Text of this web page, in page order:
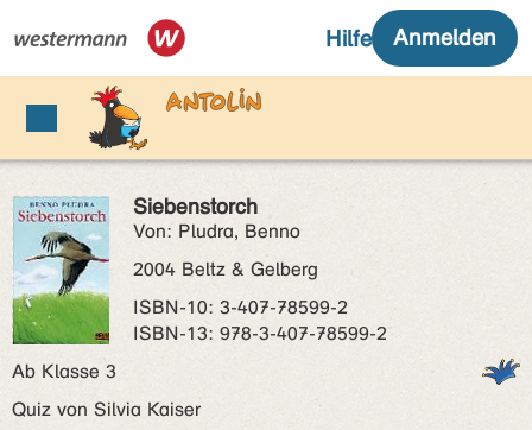
Siebenstorch
Von: Pludra, Benno
2004 Beltz & Gelberg
ISBN‑10: 3-407-78599-2
ISBN‑13: 978-3-407-78599-2
Ab Klasse 3
Quiz von Silvia Kaiser